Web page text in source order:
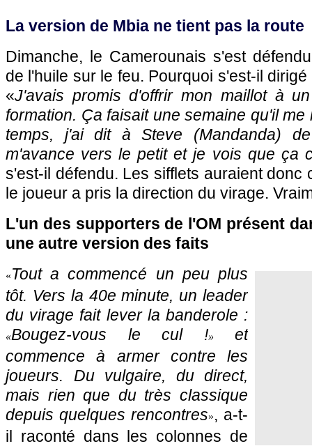
La version de Mbia ne tient pas la route
Dimanche, le Camerounais s'est
de l'huile sur le feu. Pourquoi s'est-il
«J'avais promis d'offrir mon maillot à
formation. Ça faisait une semaine qu'il me
temps, j'ai dit à Steve (Mandanda)
m'avance vers le petit et je vois que ça
s'est-il défendu. Les sifflets auraient donc
le joueur a pris la direction du virage.
L'un des supporters de l'OM présent
une autre version des faits
«Tout a commencé un peu plus
tôt. Vers la 40e minute, un leader
du virage fait lever la banderole :
«Bougez-vous le cul !»
et
commence à armer contre les
joueurs. Du vulgaire, du direct,
mais rien que du très classique
depuis quelques rencontres», a-t-
il raconté dans les colonnes de